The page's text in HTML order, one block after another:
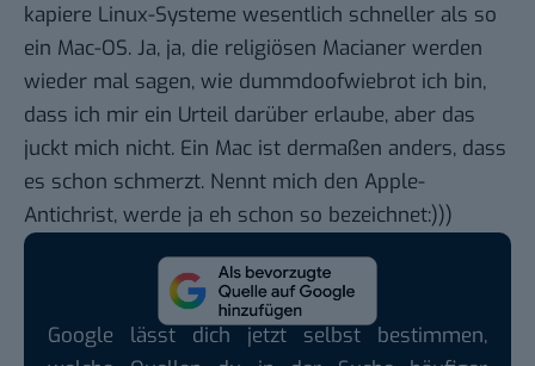
kapiere Linux-Systeme wesentlich schneller als so
ein Mac-OS. Ja, ja, die religiösen Macianer werden
wieder mal sagen, wie dummdoofwiebrot ich bin,
dass ich mir ein Urteil darüber erlaube, aber das
juckt mich nicht. Ein Mac ist dermaßen anders, dass
es schon schmerzt. Nennt mich den Apple-
Antichrist, werde ja eh schon so bezeichnet:)))
Google lässt dich jetzt selbst bestimmen,